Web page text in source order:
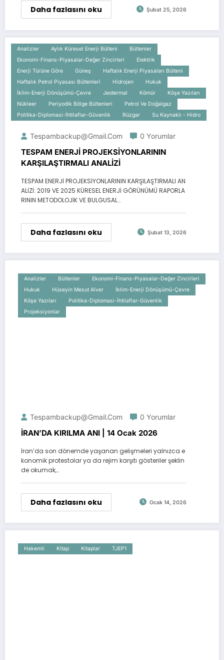
Daha fazlasını oku Şubat 25, 2026
Analizler Aylık Küresel Enerji Bülteni
Bültenler
Ekonomi-Finans-Piyasalar-Değer Zincirleri
Elektrik
Enerji Türüne Göre
Güneş
Haftalık Enerji Piyasaları Bülteni
Haftalık Petrol Piyasası Bültenleri
Hidrojen
Hukuk
İklim-Enerji Dönüşümü-Çevre
Jeotermal Kömür
Köşe Yazıları
Nükleer
Periyodik Bölge Bültenleri
Petrol Ve Doğalgaz
Politika-Diplomasi-İhtilaflar-Güvenlik
Rüzgar Su Kaynaklı - Hidro
Tespambackup@gmail.com 0 Yorumlar
TESPAM ENERJİ PROJEKSİYONLARININ
KARŞILAŞTIRMALI ANALİZİ
TESPAM ENERJİ PROJEKSİYONLARININ KARŞILAŞTIRMALI AN
ALİZİ: 2019 VE 2025 KÜRESEL ENERJİ GÖRÜNÜMÜ RAPORLA
RININ METODOLOJİK VE BULGUSAL…
Daha fazlasını oku Şubat 13, 2026
Analizler Bültenler
Ekonomi-Finans-Piyasalar-Değer Zincirleri
Hukuk
Hüseyin Mesut Alver
İklim-Enerji Dönüşümü-Çevre
Köşe Yazıları
Politika-Diplomasi-İhtilaflar-Güvenlik
Projeksiyonlar
Tespambackup@gmail.com 0 Yorumlar
İRAN’DA KIRILMA ANI | 14 Ocak 2026
İran’da son dönemde yaşanan gelişmeleri yalnızca e
konomik protestolar ya da rejim karşıtı gösteriler şeklin
de okumak,…
Daha fazlasını oku Ocak 14, 2026
Hakemli Kitap Kitaplar TJEP1